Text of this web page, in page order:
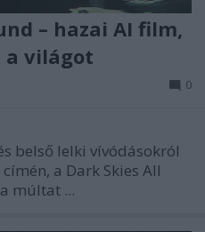
– hazai AI film,
a világot
0
belső lelki vívódásokról
a Dark Skies All
múltat ...